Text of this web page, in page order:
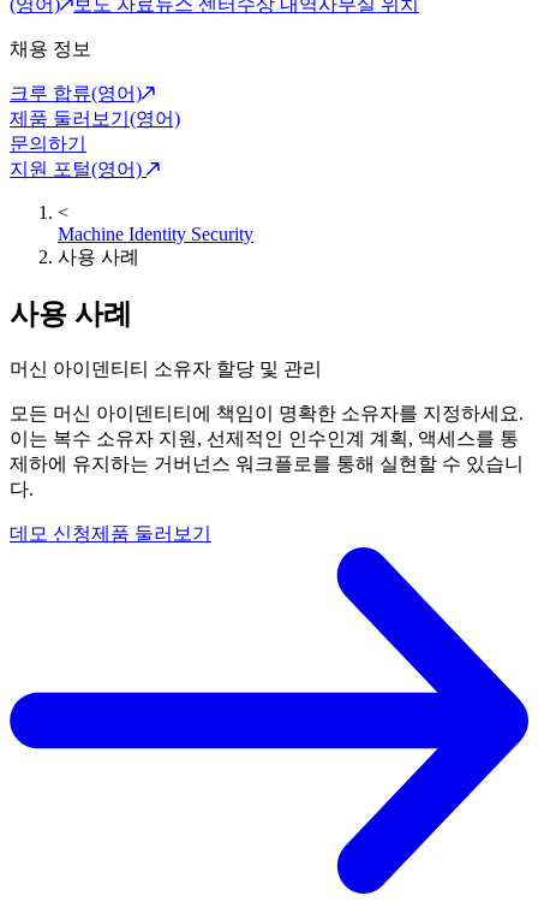
(영어)
보도 자료뉴스 센터 수상 내역사무실 위치
채용 정보
크루 합류(영어)
제품 둘러보기(영어)
문의하기
지원 포털(영어)
<
Machine Identity Security
사용 사례
사용 사례
머신 아이덴티티 소유자 할당 및 관리
모든 머신 아이덴티티에 책임이 명확한 소유자를 지정하세요.
이는 복수 소유자 지원, 선제적인 인수인계 계획, 액세스를 통
제하에 유지하는 거버넌스 워크플로를 통해 실현할 수 있습니
다.
데모 신청제품 둘러보기